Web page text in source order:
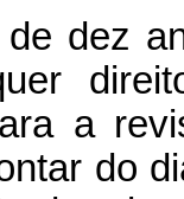
de dez
a
do